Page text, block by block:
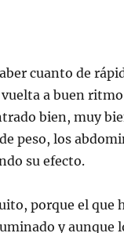
cuanto de
a buen
bien, muy
peso, los
su efecto.
porque el que
y aunque